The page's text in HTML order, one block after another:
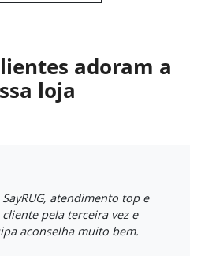
adoram a
loja
atendimento top e
pela terceira vez e
aconselha muito bem.